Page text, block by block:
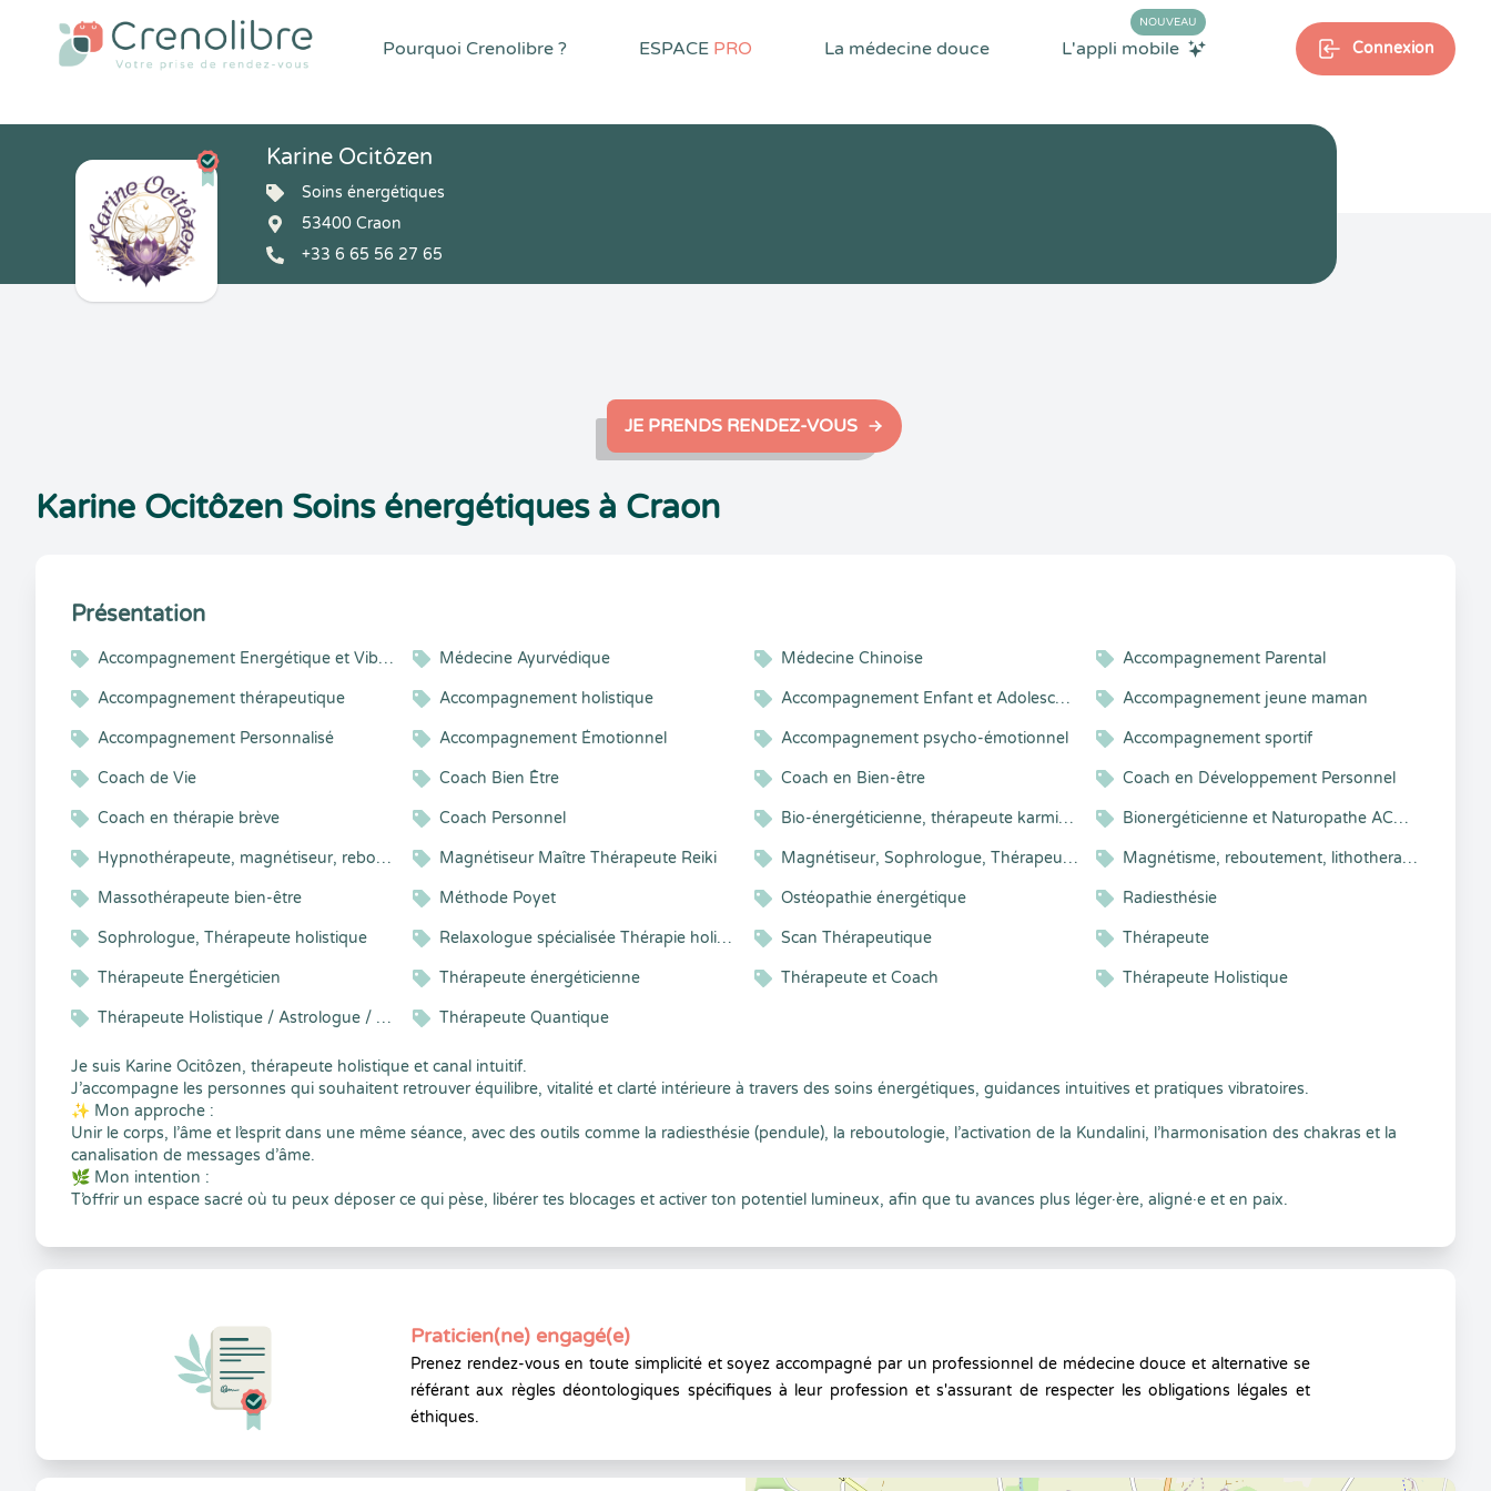
Pourquoi Crenolibre ? ESPACE PRO La médecine douce L'appli mobile
NOUVEAU
Connexion
Karine Ocitôzen
Soins énergétiques
53400 Craon
+33 6 65 56 27 65
JE PRENDS RENDEZ-VOUS
Karine Ocitôzen Soins énergétiques à Craon
Présentation
Accompagnement Energétique et Vibratoire Médecine Ayurvédique Médecine Chinoise Accompagnement Parental
Accompagnement thérapeutique Accompagnement holistique Accompagnement Enfant et Adolescent Accompagnement jeune maman
Accompagnement Personnalisé Accompagnement Émotionnel Accompagnement psycho-émotionnel Accompagnement sportif
Coach de Vie Coach Bien Être Coach en Bien-être Coach en Développement Personnel
Coach en thérapie brève Coach Personnel Bio-énergéticienne, thérapeute karmique, sophro-relaxologue Bionergéticienne et Naturopathe ACMOS
Hypnothérapeute, magnétiseur, reboutement, massages énergétiques et détente Magnétiseur Maître Thérapeute Reiki Magnétiseur, Sophrologue, Thérapeute en Accompagnement émotionnel, Micronutritionniste, Formatrice en Magnétisme, et en Accompagnement émotionnel Magnétisme, reboutement, lithotherapie, karmatherapie
Massothérapeute bien-être Méthode Poyet Ostéopathie énergétique Radiesthésie
Sophrologue, Thérapeute holistique Relaxologue spécialisée Thérapie holistique Scan Thérapeutique Thérapeute
Thérapeute Énergéticien Thérapeute énergéticienne Thérapeute et Coach Thérapeute Holistique
Thérapeute Holistique / Astrologue / Médium Thérapeute Quantique
Je suis Karine Ocitôzen, thérapeute holistique et canal intuitif.
J’accompagne les personnes qui souhaitent retrouver équilibre, vitalité et clarté intérieure à travers des soins énergétiques, guidances intuitives et pratiques vibratoires.
✨ Mon approche :
Unir le corps, l’âme et l’esprit dans une même séance, avec des outils comme la radiesthésie (pendule), la reboutologie, l’activation de la Kundalini, l’harmonisation des chakras et la
canalisation de messages d’âme.
🌿 Mon intention :
T’offrir un espace sacré où tu peux déposer ce qui pèse, libérer tes blocages et activer ton potentiel lumineux, afin que tu avances plus léger·ère, aligné·e et en paix.
Praticien(ne) engagé(e)
Prenez rendez-vous en toute simplicité et soyez accompagné par un professionnel de médecine douce et alternative se
référant aux règles déontologiques spécifiques à leur profession et s'assurant de respecter les obligations légales et
éthiques.